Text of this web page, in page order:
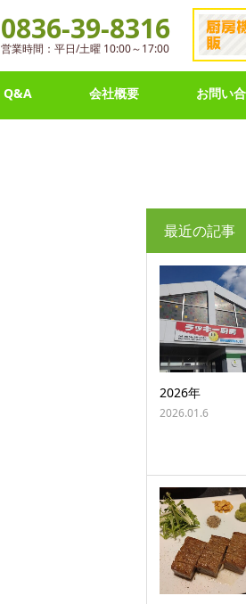
0836-39-8316
営業時間：平日/土曜 10:00～17:00
Q&A 会社概要 お問い
最近の記事
2026年
2026.01.6